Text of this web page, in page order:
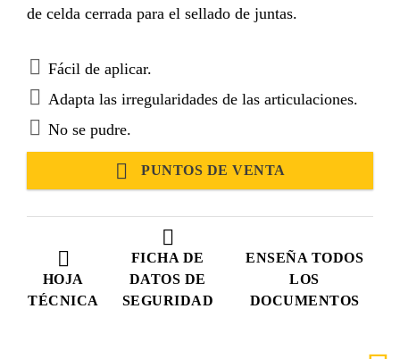
HOJA
TÉCNICA
FICHA DE
DATOS DE
SEGURIDAD
ENSEÑA TODOS
LOS
DOCUMENTOS
de celda cerrada para el sellado de juntas.
Fácil de aplicar.
Adapta las irregularidades de las articulaciones.
No se pudre.
PUNTOS DE VENTA